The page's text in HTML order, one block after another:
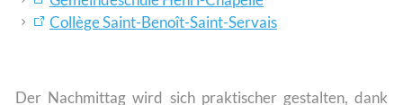
Collège Saint-Benoît-Saint-Servais
Der Nachmittag wird sich praktischer gestalten, dank